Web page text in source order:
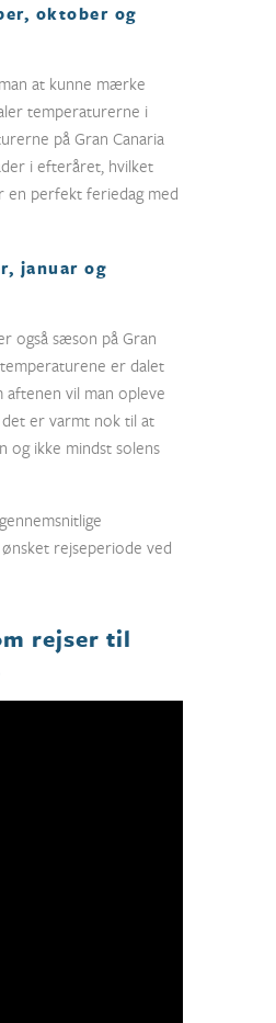
oktober og
at kunne mærke
temperaturerne i
på Gran Canaria
i efteråret, hvilket
perfekt feriedag med
januar og
også sæson på Gran
er dalet
aftenen vil man opleve
er varmt nok til at
og ikke mindst solens
rejseperiode ved
rejser til